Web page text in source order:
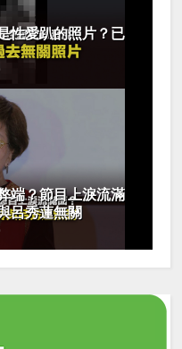
性愛趴的照片？已
端？節目上淚流滿
呂秀蓮無關